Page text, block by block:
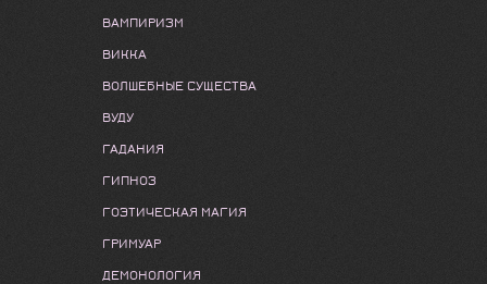
ВАМПИРИЗМ
ВИККА
ВОЛШЕБНЫЕ СУЩЕСТВА
ВУДУ
ГАДАНИЯ
ГИПНОЗ
ГОЭТИЧЕСКАЯ МАГИЯ
ГРИМУАР
ДЕМОНОЛОГИЯ